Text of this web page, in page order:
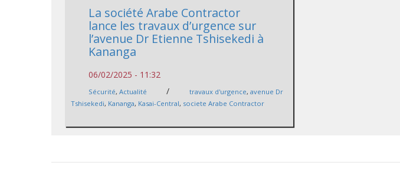
La société Arabe Contractor
lance les travaux d’urgence sur
l’avenue Dr Etienne Tshisekedi à
Kananga
06/02/2025 - 11:32
Sécurité,Actualité / travaux d'urgence,avenue Dr
Tshisekedi, Kananga, Kasai-Central, societe Arabe Contractor